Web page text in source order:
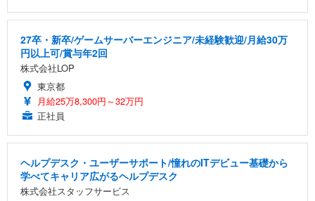
27卒・新卒/ゲームサーバーエンジニア/未経験歓迎/月給30万
円以上可/賞与年2回
株式会社LOP
東京都
月給25万8,300円～32万円
正社員
ヘルプデスク・ユーザーサポート/憧れのITデビュー基礎から
学べてキャリア広がるヘルプデスク
株式会社スタッフサービス